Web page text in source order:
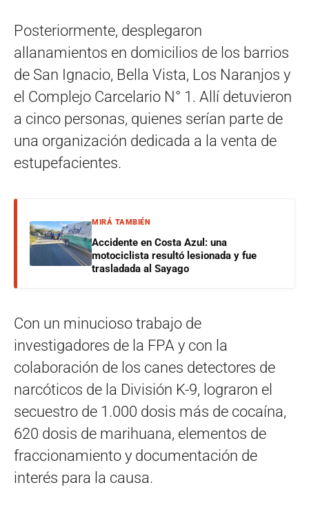
Posteriormente, desplegaron
allanamientos en domicilios de los barrios
de San Ignacio, Bella Vista, Los Naranjos y
el Complejo Carcelario N° 1. Allí detuvieron
a cinco personas, quienes serían parte de
una organización dedicada a la venta de
estupefacientes.
MIRÁ TAMBIÉN
Accidente en Costa Azul: una
motociclista resultó lesionada y fue
trasladada al Sayago
Con un minucioso trabajo de
investigadores de la FPA y con la
colaboración de los canes detectores de
narcóticos de la División K-9, lograron el
secuestro de 1.000 dosis más de cocaína,
620 dosis de marihuana, elementos de
fraccionamiento y documentación de
interés para la causa.